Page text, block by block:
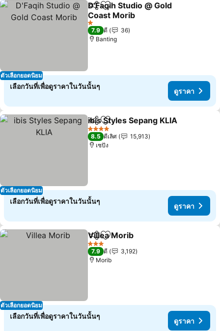
ตัวเลือกยอดนิยม
แชร์ เพิ่มในรายการโปรด
D'Faqih Studio @ Gold
Coast Morib
ดูราคา
1 ดาว
7.9 ดี
36
Banting
เลือกวันที่เพื่อดูราคาในวันนั้นๆ
ดูราคา
ตัวเลือกยอดนิยม
แชร์ เพิ่มในรายการโปรด
ibis Styles Sepang KLIA
4 ดาว
8.5 ดีเลิศ
15,913
เซปัง
เลือกวันที่เพื่อดูราคาในวันนั้นๆ
ดูราคา
ตัวเลือกยอดนิยม
แชร์ เพิ่มในรายการโปรด
Villea Morib
3 ดาว
7.9 ดี
3,192
Morib
เลือกวันที่เพื่อดูราคาในวันนั้นๆ
ดูราคา